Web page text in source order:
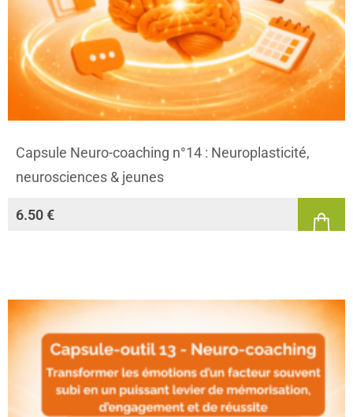
Capsule Neuro-coaching n°14 : Neuroplasticité,
neurosciences & jeunes
6.50€